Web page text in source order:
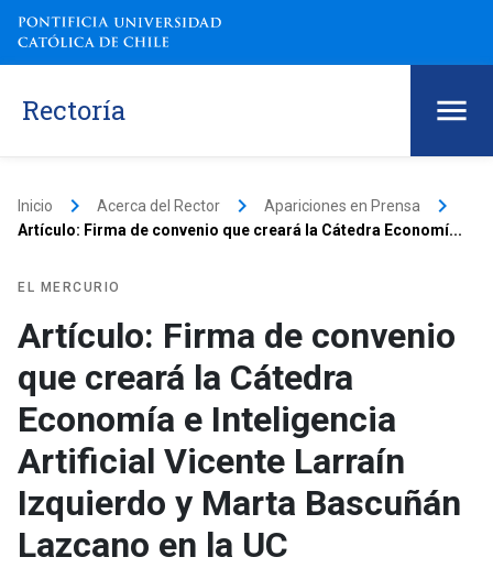
Rectoría
Inicio keyboard_arrow_right Acerca del Rector keyboard_arrow_right Apariciones en Prensa keyboard_arrow_right
Artículo: Firma de convenio que creará la Cátedra Economí...
EL MERCURIO
Artículo: Firma de convenio
que creará la Cátedra
Economía e Inteligencia
Artificial Vicente Larraín
Izquierdo y Marta Bascuñán
Lazcano en la UC